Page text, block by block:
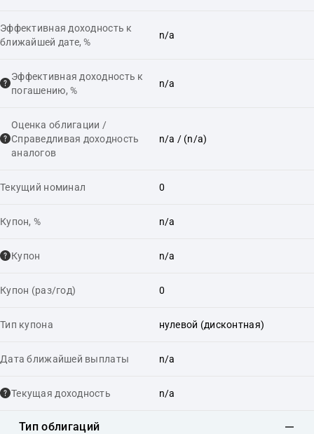
Эффективная доходность к
ближайшей дате, %
n/a
Эффективная доходность к
погашению, %
n/a
Оценка облигации /
Справедливая доходность
аналогов
n/a / (n/a)
Текущий номинал 0
Купон, % n/a
Купон n/a
Купон (раз/год) 0
Тип купона нулевой (дисконтная)
Дата ближайшей выплаты n/a
Текущая доходность n/a
Тип облигаций